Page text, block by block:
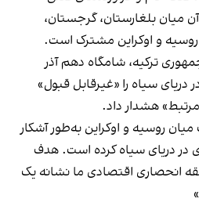
میان بلغارستان، گرجستان،
و اوکراین مشترک است.
ترکیه، شامگاه دهم آذر
سیاه را «غیرقابل‌ قبول»
هشدار داد.
روسیه و اوکراین به‌طور آشکار
در دریای سیاه کرده است. هدف
انحصاری اقتصادی ما نشانه یک